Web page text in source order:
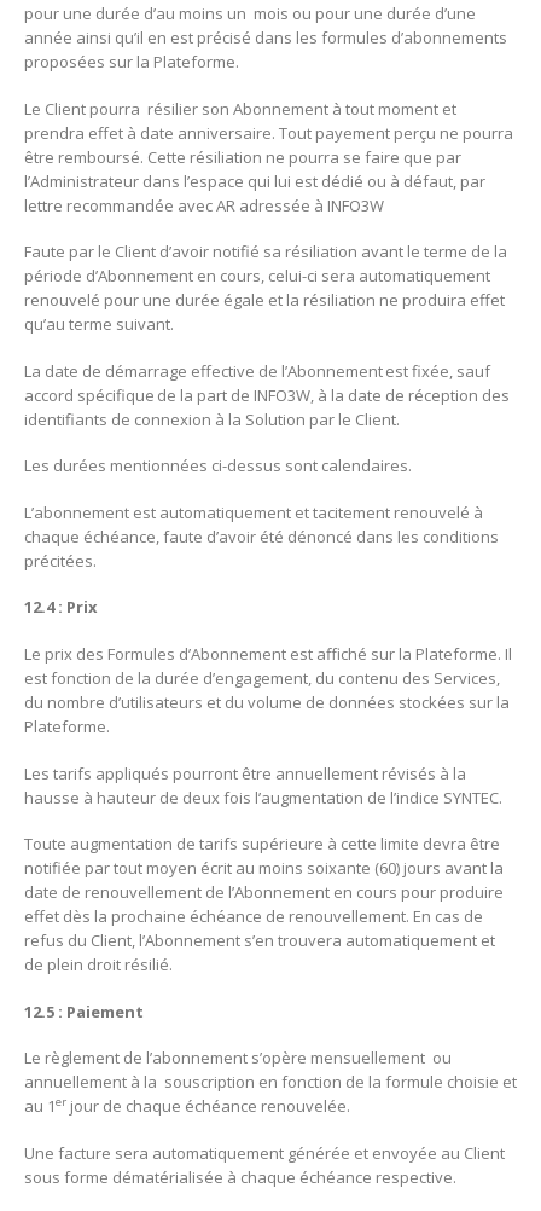
pour une durée d’au moins un mois ou pour une durée d’une
année ainsi qu’il en est précisé dans les formules d’abonnements
proposées sur la Plateforme.
Le Client pourra résilier son Abonnement à tout moment et
prendra effet à date anniversaire. Tout payement perçu ne pourra
être remboursé. Cette résiliation ne pourra se faire que par
l’Administrateur dans l’espace qui lui est dédié ou à défaut, par
lettre recommandée avec AR adressée à INFO3W
Faute par le Client d’avoir notifié sa résiliation avant le terme de la
période d’Abonnement en cours, celui-ci sera automatiquement
renouvelé pour une durée égale et la résiliation ne produira effet
qu’au terme suivant.
La date de démarrage effective de l’Abonnement est fixée, sauf
accord spécifique de la part de INFO3W, à la date de réception des
identifiants de connexion à la Solution par le Client.
Les durées mentionnées ci-dessus sont calendaires.
L’abonnement est automatiquement et tacitement renouvelé à
chaque échéance, faute d’avoir été dénoncé dans les conditions
précitées.
12.4 : Prix
Le prix des Formules d’Abonnement est affiché sur la Plateforme. Il
est fonction de la durée d’engagement, du contenu des Services,
du nombre d’utilisateurs et du volume de données stockées sur la
Plateforme.
Les tarifs appliqués pourront être annuellement révisés à la
hausse à hauteur de deux fois l’augmentation de l’indice SYNTEC.
Toute augmentation de tarifs supérieure à cette limite devra être
notifiée par tout moyen écrit au moins soixante (60) jours avant la
date de renouvellement de l’Abonnement en cours pour produire
effet dès la prochaine échéance de renouvellement. En cas de
refus du Client, l’Abonnement s’en trouvera automatiquement et
de plein droit résilié.
12.5 : Paiement
Le règlement de l’abonnement s’opère mensuellement ou
annuellement à la souscription en fonction de la formule choisie et
au 1er jour de chaque échéance renouvelée.
Une facture sera automatiquement générée et envoyée au Client
sous forme dématérialisée à chaque échéance respective.